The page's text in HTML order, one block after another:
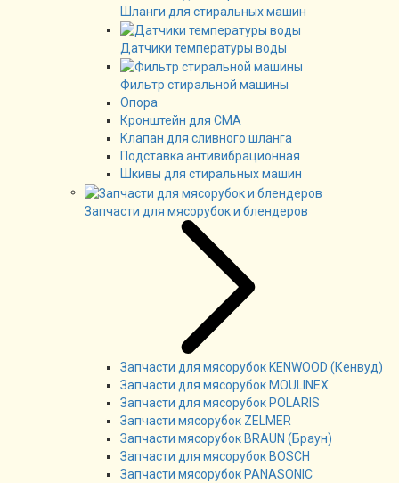
Шланги для стиральных машин
Датчики температуры воды
Фильтр стиральной машины
Опора
Кронштейн для СМА
Клапан для сливного шланга
Подставка антивибрационная
Шкивы для стиральных машин
Запчасти для мясорубок и блендеров
Запчасти для мясорубок KENWOOD (Кенвуд)
Запчасти для мясорубок MOULINEX
Запчасти для мясорубок POLARIS
Запчасти мясорубок ZELMER
Запчасти мясорубок BRAUN (Браун)
Запчасти для мясорубок BOSCH
Запчасти мясорубок PANASONIC